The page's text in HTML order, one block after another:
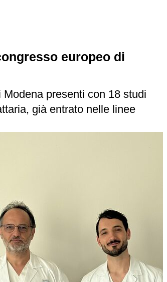
europeo di
presenti con 18 studi
già entrato nelle linee